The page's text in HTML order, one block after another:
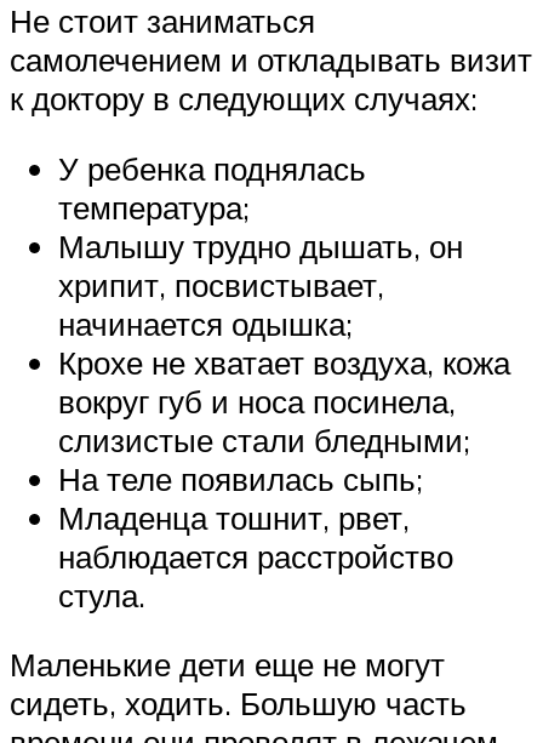
Не стоит заниматься
самолечением и откладывать визит
к доктору в следующих случаях:
У ребенка поднялась
температура;
Малышу трудно дышать, он
хрипит, посвистывает,
начинается одышка;
Крохе не хватает воздуха, кожа
вокруг губ и носа посинела,
слизистые стали бледными;
На теле появилась сыпь;
Младенца тошнит, рвет,
наблюдается расстройство
стула.
Маленькие дети еще не могут
сидеть, ходить. Большую часть